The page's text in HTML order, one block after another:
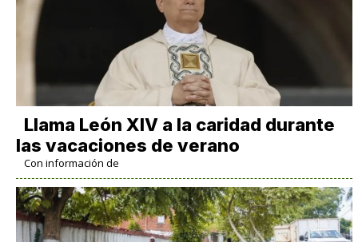
Llama León XIV a la caridad durante
las vacaciones de verano
Con información de